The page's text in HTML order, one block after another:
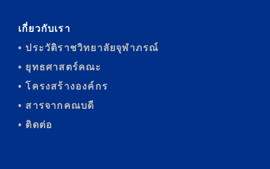
เกี่ยวกับเรา
• ประวัติราชวิทยาลัยจุฬาภรณ์
• ยุทธศาสตร์คณะ
• โครงสร้างองค์กร
• สารจากคณบดี
• ติดต่อ